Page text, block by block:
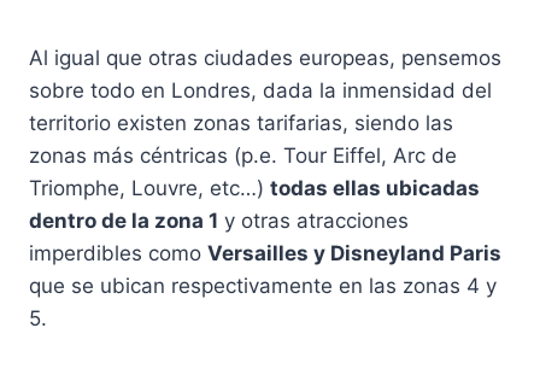
Al igual que otras ciudades europeas, pensemos
sobre todo en Londres, dada la inmensidad del
territorio existen zonas tarifarias, siendo las
zonas más céntricas (p.e. Tour Eiffel, Arc de
Triomphe, Louvre, etc…) todas ellas ubicadas
dentro de la zona 1 y otras atracciones
imperdibles como Versailles y Disneyland Paris
que se ubican respectivamente en las zonas 4 y
5.